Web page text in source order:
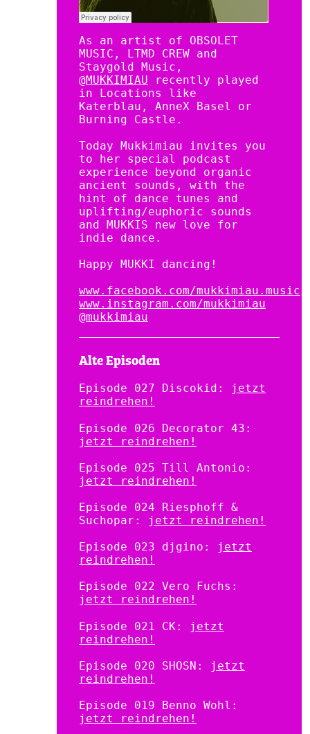
As an artist of OBSOLET
MUSIC, LTMD CREW and
Staygold Music,
@MUKKIMIAU recently played
in Locations like
Katerblau, AnneX Basel or
Burning Castle.
Today Mukkimiau invites you
to her special podcast
experience beyond organic
ancient sounds, with the
hint of dance tunes and
uplifting/euphoric sounds
and MUKKIS new love for
indie dance.
Happy MUKKI dancing!
www.facebook.com/mukkimiau.music
www.instagram.com/mukkimiau
@mukkimiau
Alte Episoden
Episode 027 Discokid:
jetzt
reindrehen!
Episode 026 Decorator 43:
jetzt reindrehen!
Episode 025 Till Antonio:
jetzt reindrehen!
Episode 024 Riesphoff &
Suchopar:
jetzt reindrehen!
Episode 023 djgino:
jetzt
reindrehen!
Episode 022 Vero Fuchs:
jetzt reindrehen!
Episode 021 CK:
jetzt
reindrehen!
Episode 020 SHOSN:
jetzt
reindrehen!
Episode 019 Benno Wohl:
jetzt reindrehen!